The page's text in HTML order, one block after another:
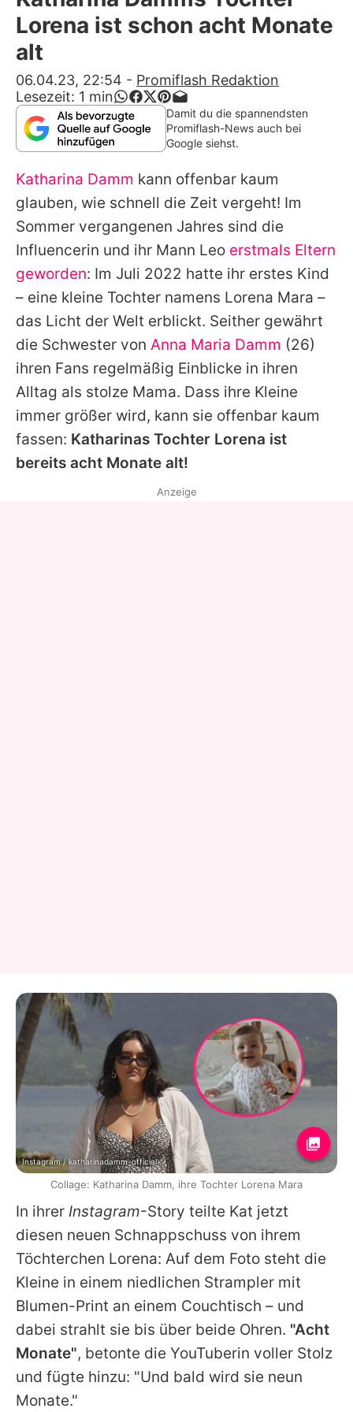
Alle Themen auf Promiflash
App runterladen
Team
Redaktionelle Richtlinien
Impressum
Datenschutzerklärung
Nutzungsbedingungen
Utiq verwalten
Lorena ist schon acht Monate
alt
06.04.23, 22:54 - Promiflash Redaktion
Lesezeit: 1 min
Damit du die spannendsten
Promiflash-News auch bei
Google siehst.
Katharina Damm kann offenbar kaum
glauben, wie schnell die Zeit vergeht! Im
Sommer vergangenen Jahres sind die
Influencerin und ihr Mann Leo erstmals Eltern
geworden: Im Juli 2022 hatte ihr erstes Kind
– eine kleine Tochter namens Lorena Mara –
das Licht der Welt erblickt. Seither gewährt
die Schwester von Anna Maria Damm (26)
ihren Fans regelmäßig Einblicke in ihren
Alltag als stolze Mama. Dass ihre Kleine
immer größer wird, kann sie offenbar kaum
fassen: Katharinas Tochter Lorena ist
bereits acht Monate alt!
In ihrer Instagram-Story teilte Kat jetzt
diesen neuen Schnappschuss von ihrem
Töchterchen Lorena: Auf dem Foto steht die
Kleine in einem niedlichen Strampler mit
Blumen-Print an einem Couchtisch – und
dabei strahlt sie bis über beide Ohren. "Acht
Monate", betonte die YouTuberin voller Stolz
und fügte hinzu: "Und bald wird sie neun
Monate."
Anzeige
Instagram / katharinadamm_official
Collage: Katharina Damm, ihre Tochter Lorena Mara